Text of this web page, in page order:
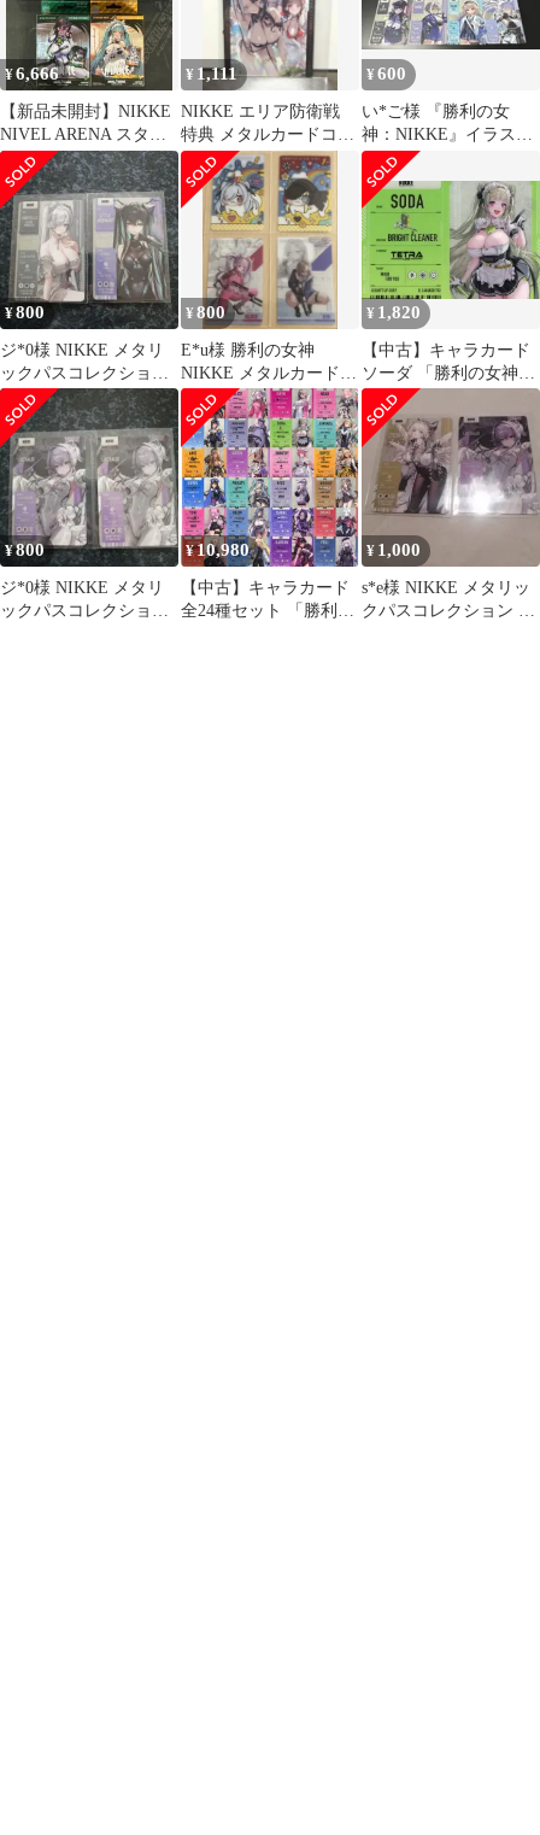
¥6,666
【新品未開封】NIKKE
NIVEL ARENA スター
ター 5種セット
¥ 1,111
NIKKE エリア防衛戦
特典 メタルカードコレ
クション
¥600
い*ご様 『勝利の女
神：NIKKE』イラスト
メタリックパスコレク
ション 8枚まと
¥800
ジ*0様 NIKKE メタリ
ックパスコレクション
2枚セット
¥800
E*u様 勝利の女神
NIKKE メタルカードコ
レクションvol.3
¥ 1,820
【中古】キャラカード
ソーダ 「勝利の女神：
NIKKE メタリックパス
コレクション」
¥800
ジ*0様 NIKKE メタリ
ックパスコレクション
¥10,980
【中古】キャラカード
全24種セット 「勝利の
¥ 1,000
s*e様 NIKKE メタリッ
クパスコレクション 2